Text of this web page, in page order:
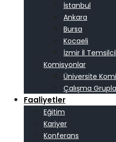
İstanbul
Ankara
Bursa
Kocaeli
İzmir İl
Komisyonlar
Üniversite
Çalışma
Faaliyetler
Eğitim
Kariyer
Konferans